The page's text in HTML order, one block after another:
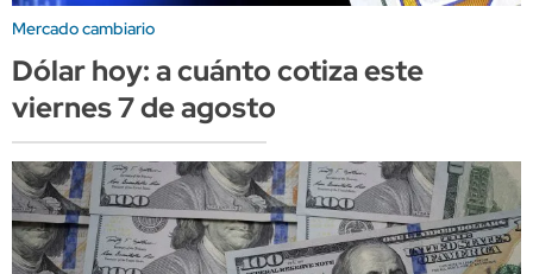
Mercado cambiario
Dólar hoy: a cuánto cotiza este
viernes 7 de agosto